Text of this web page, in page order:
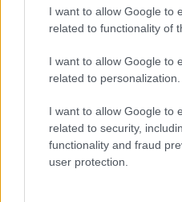
I want to allow Google to
related to functionality of
I want to allow Google to
related to personalization.
I want to allow Google to
related to security,
functionality and fraud
user protection.
https://kulturpart.hu/
Kommentek:
szolgáltatás
nem vállal, azokat nem ellenőrzi.